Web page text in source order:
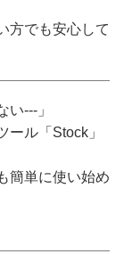
方でも安心して
い---」
ル「Stock」
簡単に使い始め